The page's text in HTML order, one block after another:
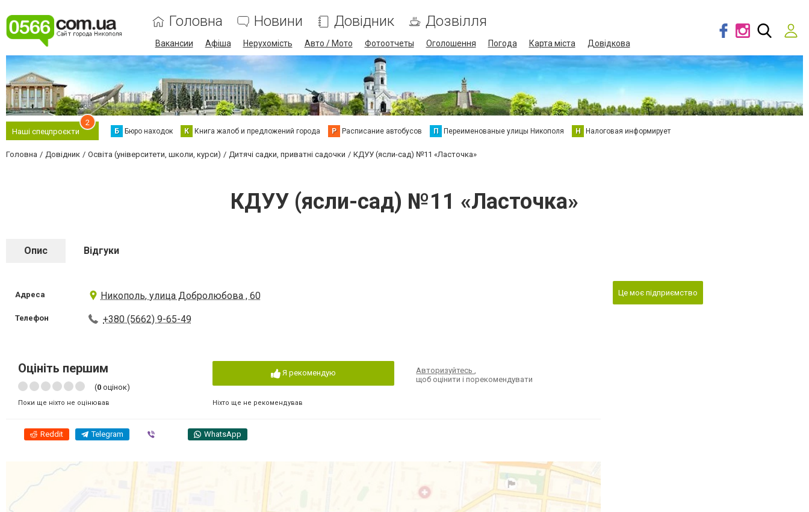
Головна Новини Довідник Дозвілля
Вакансии Афіша Нерухомість Авто / Мото Фотоотчеты Оголошення Погода Карта міста Довідкова
Наші спецпроєкти
2
Б Бюро находок К Книга жалоб и предложений города Р Расписание автобусов П Переименованые улицы Никополя Н Налоговая информирует
Головна Довідник Освіта (університети, школи, курси) Дитячі садки, приватні садочки КДУУ (ясли-сад) №11 «Ласточка»
КДУУ (ясли-сад) №11 «Ласточка»
Опис Відгуки
Адреса Никополь, улица Добролюбова , 60
Телефон +380 (5662) 9-65-49
Оцініть першим
(0 оцінок)
Поки ще ніхто не оцінював
Я рекомендую
Ніхто ще не рекомендував
Авторизуйтесь,
щоб оцінити і порекомендувати
Reddit Telegram WhatsApp
Це моє підприємство